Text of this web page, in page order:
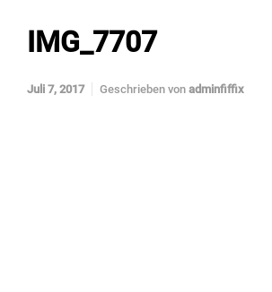
IMG_7707
Juli 7, 2017 Geschrieben von adminfiffix